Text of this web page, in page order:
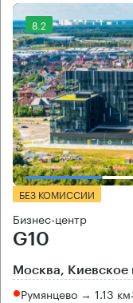
8.2
БЕЗ КОМИССИИ
Бизнес-центр
G10
Москва, Киевское
Румянцево → 1.13 км